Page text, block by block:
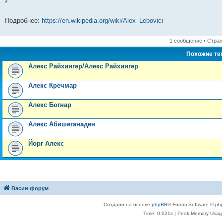
*
Подробнее: https://en.wikipedia.org/wiki/Alex_Lebovici
1 сообщение •
Похожие
Алекс Райхингер/Алекс Райхингер
Алекс Кречмар
Алекс Богнар
Алекс Абишеганаден
Йорг Алекс
Васин форум
Создано на основе phpBB® Forum Software ©
Time: 0.021s| Peak Memory